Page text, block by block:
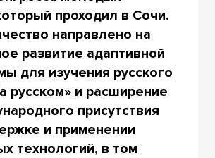
проходил в Сочи.
направлено на
развитие адаптивной
для изучения русского
русском» и расширение
присутствия
и применении
технологий, в том